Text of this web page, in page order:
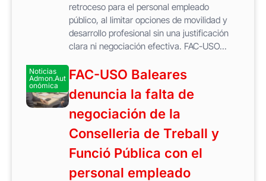
retroceso para el personal empleado
público, al limitar opciones de movilidad y
desarrollo profesional sin una justificación
clara ni negociación efectiva. FAC-USO...
Noticias
Admon.Aut
onómica
FAC-USO Baleares
denuncia la falta de
negociación de la
Conselleria de Treball y
Funció Pública con el
personal empleado